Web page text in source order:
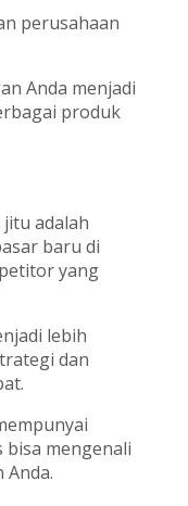
perusahaan
Anda menjadi
produk
adalah
baru di
yang
lebih
dan
bisa mengenali